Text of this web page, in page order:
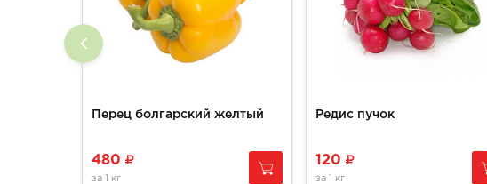
Перец болгарский желтый
480
за 1 кг
Редис пучок
120
за 1 кг